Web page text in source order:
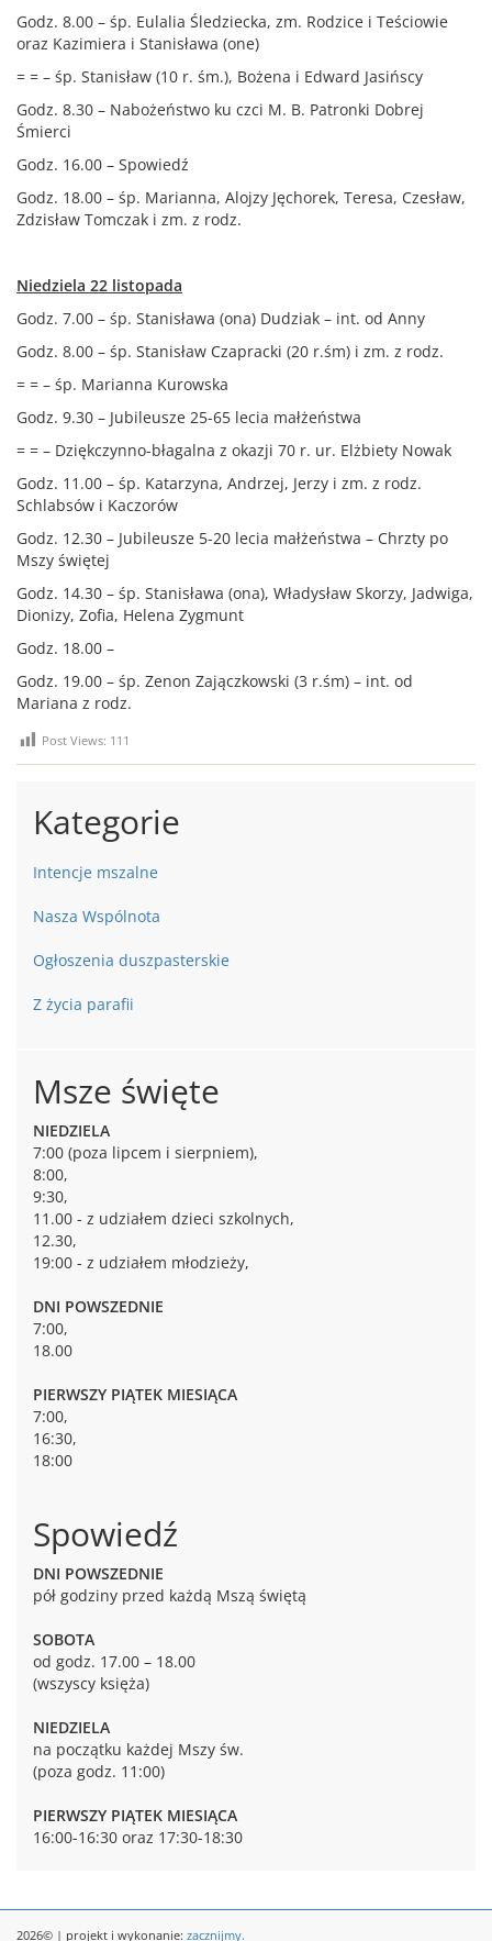
Godz. 8.00 – śp. Eulalia Śledziecka, zm. Rodzice i Teściowie
oraz Kazimiera i Stanisława (one)
= = – śp. Stanisław (10 r. śm.), Bożena i Edward Jasińscy
Godz. 8.30 – Nabożeństwo ku czci M. B. Patronki Dobrej
Śmierci
Godz. 16.00 – Spowiedź
Godz. 18.00 – śp. Marianna, Alojzy Jęchorek, Teresa, Czesław,
Zdzisław Tomczak i zm. z rodz.
Niedziela 22 listopada
Godz. 7.00 – śp. Stanisława (ona) Dudziak – int. od Anny
Godz. 8.00 – śp. Stanisław Czapracki (20 r.śm) i zm. z rodz.
= = – śp. Marianna Kurowska
Godz. 9.30 – Jubileusze 25-65 lecia małżeństwa
= = – Dziękczynno-błagalna z okazji 70 r. ur. Elżbiety Nowak
Godz. 11.00 – śp. Katarzyna, Andrzej, Jerzy i zm. z rodz.
Schlabsów i Kaczorów
Godz. 12.30 – Jubileusze 5-20 lecia małżeństwa – Chrzty po
Mszy świętej
Godz. 14.30 – śp. Stanisława (ona), Władysław Skorzy, Jadwiga,
Dionizy, Zofia, Helena Zygmunt
Godz. 18.00 –
Godz. 19.00 – śp. Zenon Zajączkowski (3 r.śm) – int. od
Mariana z rodz.
Post Views: 111
Kategorie
Intencje mszalne
Nasza Wspólnota
Ogłoszenia duszpasterskie
Z życia parafii
Msze święte
NIEDZIELA
7:00 (poza lipcem i sierpniem),
8:00,
9:30,
11.00 - z udziałem dzieci szkolnych,
12.30,
19:00 - z udziałem młodzieży,
DNI POWSZEDNIE
7:00,
18.00
PIERWSZY PIĄTEK MIESIĄCA
7:00,
16:30,
18:00
Spowiedź
DNI POWSZEDNIE
pół godziny przed każdą Mszą świętą
SOBOTA
od godz. 17.00 – 18.00
(wszyscy księża)
NIEDZIELA
na początku każdej Mszy św.
(poza godz. 11:00)
PIERWSZY PIĄTEK MIESIĄCA
16:00-16:30 oraz 17:30-18:30
2026© | projekt i wykonanie: zacznijmy.